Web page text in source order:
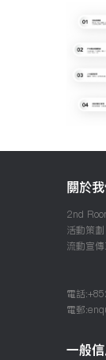
關於
2nd
活動策劃
流動宣
電話
電郵
一般